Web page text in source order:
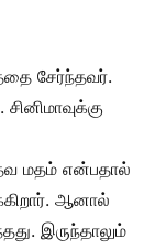
சேர்ந்தவர்.
மதம் என்பதால்
ஆனால்
இருந்தாலும்